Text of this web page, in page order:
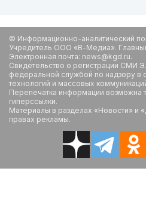
© Информационно-аналитический
Учредитель ООО «В-Медиа».
Электронная почта: news@kgd.ru.
Свидетельство о регистрации СМИ
федеральной службой по надзору в
технологий и массовых
Перепечатка информации возможна
гиперссылки.
Материалы в разделах «Новости» и
правах рекламы.